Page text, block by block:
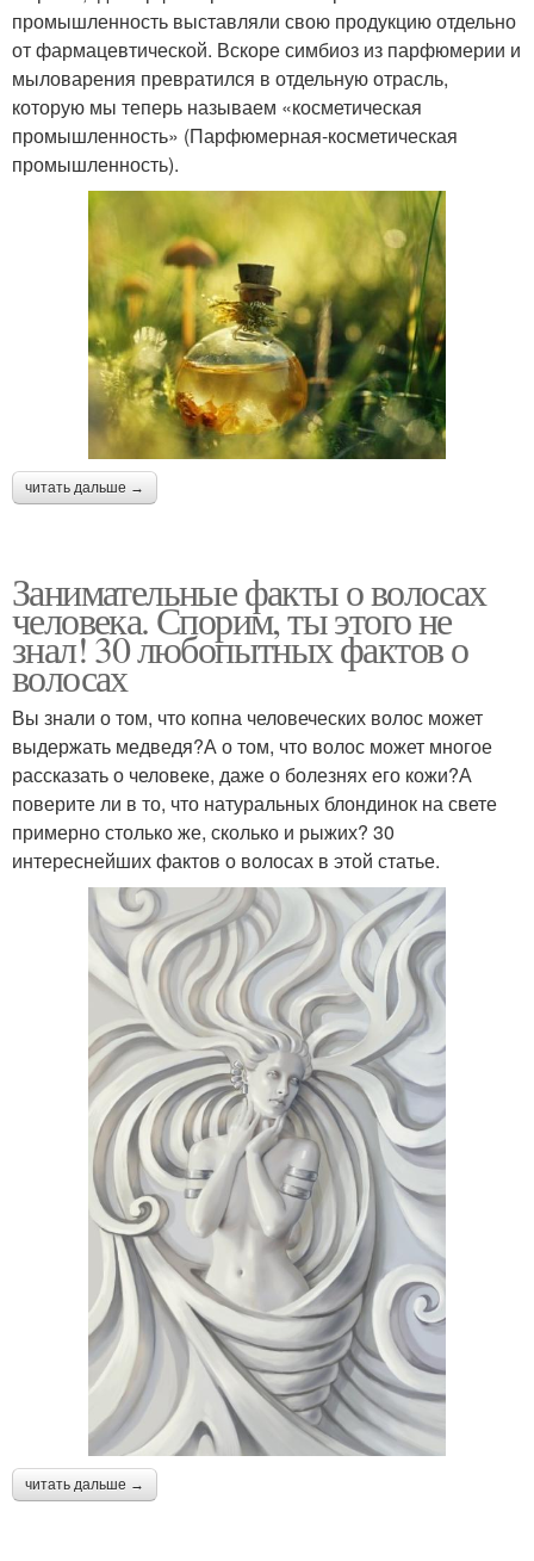
промышленность выставляли свою продукцию отдельно
от фармацевтической. Вскоре симбиоз из парфюмерии и
мыловарения превратился в отдельную отрасль,
которую мы теперь называем «косметическая
промышленность» (Парфюмерная-косметическая
промышленность).
читать дальше →
Занимательные факты о волосах
человека. Спорим, ты этого не
знал! 30 любопытных фактов о
волосах
Вы знали о том, что копна человеческих волос может
выдержать медведя?А о том, что волос может многое
рассказать о человеке, даже о болезнях его кожи?А
поверите ли в то, что натуральных блондинок на свете
примерно столько же, сколько и рыжих? 30
интереснейших фактов о волосах в этой статье.
читать дальше →